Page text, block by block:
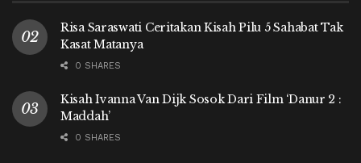
Risa Saraswati Ceritakan Kisah Pilu 5 Sahabat Tak
Kasat Matanya
0 SHARES
Kisah Ivanna Van Dijk Sosok Dari Film ‘Danur 2 :
Maddah’
0 SHARES